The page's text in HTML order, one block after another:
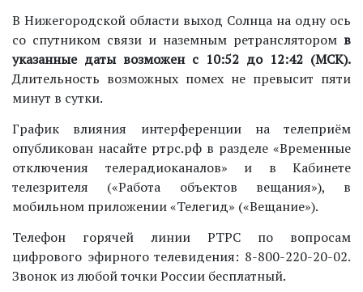
В Нижегородской области выход Солнца на одну ось
со спутником связи и наземным ретранслятором в
указанные даты возможен с 10:52 до 12:42 (МСК).
Длительность возможных помех не превысит пяти
минут в сутки.
График влияния интерференции на телеприём
опубликован насайте ртрс.рф в разделе «Временные
отключения телерадиоканалов» и в Кабинете
телезрителя («Работа объектов вещания»), в
мобильном приложении «Телегид» («Вещание»).
Телефон горячей линии РТРС по вопросам
цифрового эфирного телевидения: 8-800-220-20-02.
Звонок из любой точки России бесплатный.